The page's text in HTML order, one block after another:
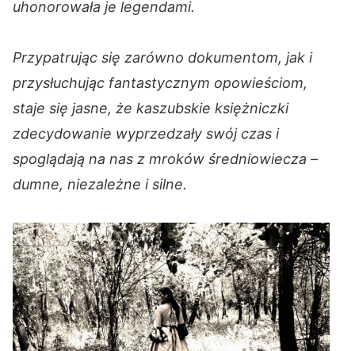
uhonorowała je legendami.
Przypatrując się zarówno dokumentom, jak i
przysłuchując fantastycznym opowieściom,
staje się jasne, że kaszubskie księżniczki
zdecydowanie wyprzedzały swój czas i
spoglądają na nas z mroków średniowiecza –
dumne, niezależne i silne.